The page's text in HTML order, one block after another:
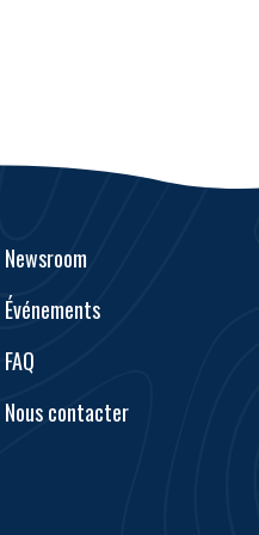
Newsroom
Événements
FAQ
Nous contacter